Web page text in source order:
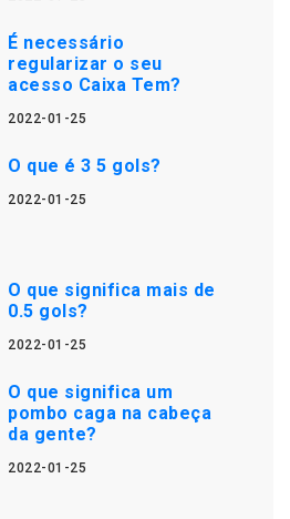
É necessário
regularizar o seu
acesso Caixa Tem?
2022-01-25
O que é 3 5 gols?
2022-01-25
O que significa mais de
0.5 gols?
2022-01-25
O que significa um
pombo caga na cabeça
da gente?
2022-01-25